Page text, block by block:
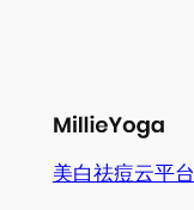
美白祛痘云平台